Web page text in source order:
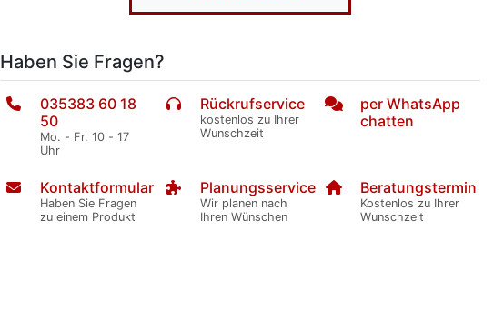
Haben Sie Fragen?
035383 60 18
50
Mo. - Fr. 10 - 17
Uhr
Rückrufservice
kostenlos zu Ihrer
Wunschzeit
per WhatsApp
chatten
Kontaktformular
Haben Sie Fragen
zu einem Produkt
Planungsservice
Wir planen nach
Ihren Wünschen
Beratungstermin
Kostenlos zu Ihrer
Wunschzeit